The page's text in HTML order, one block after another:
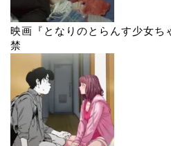
映画『となりのとらんす少女ち
禁